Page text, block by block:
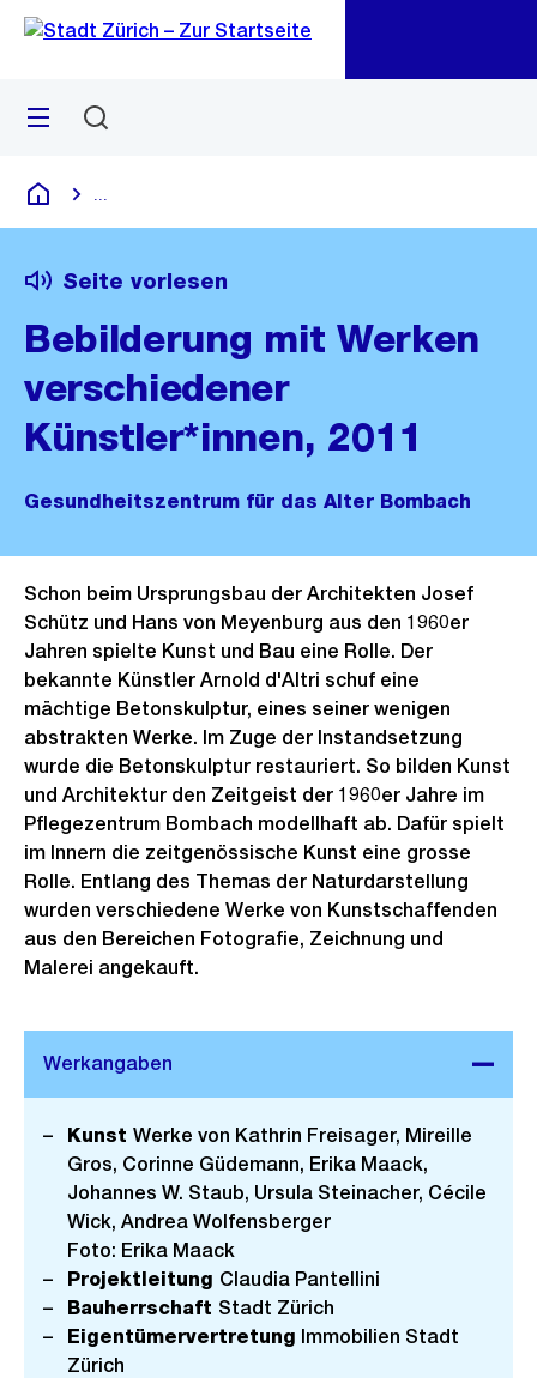
Navigation
Sprunglink
Menü
Deutsch
Seite vorlesen
Bebilderung mit Werken
verschiedener
Künstler*innen, 2011
Gesundheitszentrum für das Alter Bombach
Schon beim Ursprungsbau der Architekten Josef
Schütz und Hans von Meyenburg aus den 1960er
Jahren spielte Kunst und Bau eine Rolle. Der
bekannte Künstler Arnold d'Altri schuf eine
mächtige Betonskulptur, eines seiner wenigen
abstrakten Werke. Im Zuge der Instandsetzung
wurde die Betonskulptur restauriert. So bilden Kunst
und Architektur den Zeitgeist der 1960er Jahre im
Pflegezentrum Bombach modellhaft ab. Dafür spielt
im Innern die zeitgenössische Kunst eine grosse
Rolle. Entlang des Themas der Naturdarstellung
wurden verschiedene Werke von Kunstschaffenden
aus den Bereichen Fotografie, Zeichnung und
Malerei angekauft.
Kunst Werke von Kathrin Freisager, Mireille
Gros, Corinne Güdemann, Erika Maack,
Johannes W. Staub, Ursula Steinacher, Cécile
Wick, Andrea Wolfensberger
Foto: Erika Maack
Projektleitung Claudia Pantellini
Bauherrschaft Stadt Zürich
Eigentümervertretung Immobilien Stadt
Zürich